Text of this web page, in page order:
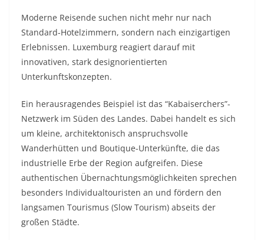
Moderne Reisende suchen nicht mehr nur nach
Standard-Hotelzimmern, sondern nach einzigartigen
Erlebnissen. Luxemburg reagiert darauf mit
innovativen, stark designorientierten
Unterkunftskonzepten.
Ein herausragendes Beispiel ist das “Kabaiserchers”-
Netzwerk im Süden des Landes. Dabei handelt es sich
um kleine, architektonisch anspruchsvolle
Wanderhütten und Boutique-Unterkünfte, die das
industrielle Erbe der Region aufgreifen. Diese
authentischen Übernachtungsmöglichkeiten sprechen
besonders Individualtouristen an und fördern den
langsamen Tourismus (Slow Tourism) abseits der
großen Städte.